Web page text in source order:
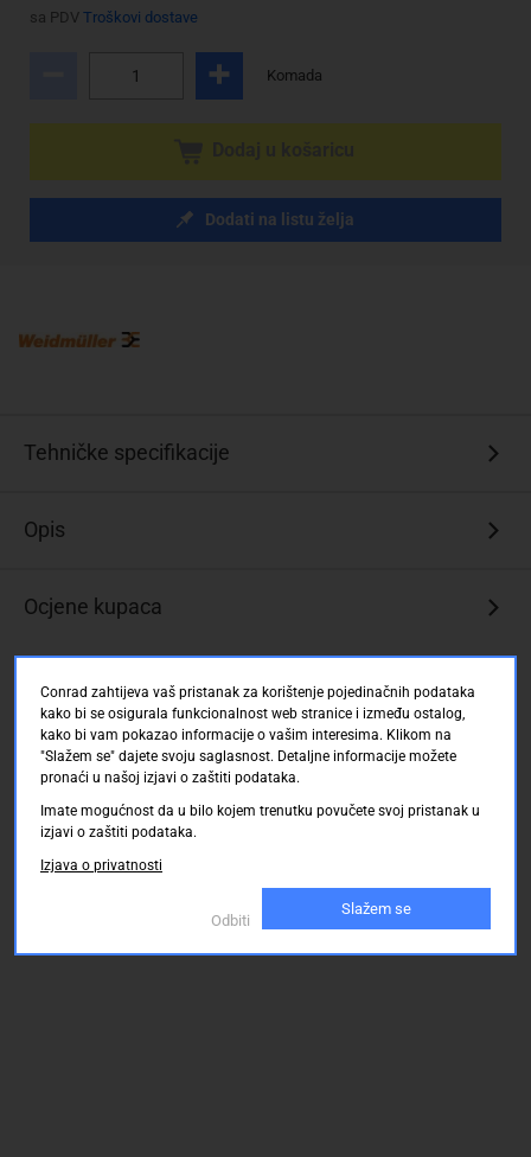
sa PDV Troškovi dostave
Komada
Dodati na listu želja
Tehničke specifikacije
Opis
Ocjene kupaca
Conrad zahtijeva vaš pristanak za korištenje pojedinačnih podataka
kako bi se osigurala funkcionalnost web stranice i između ostalog,
kako bi vam pokazao informacije o vašim interesima. Klikom na
"Slažem se" dajete svoju saglasnost. Detaljne informacije možete
pronaći u našoj izjavi o zaštiti podataka.
Imate mogućnost da u bilo kojem trenutku povučete svoj pristanak u
izjavi o zaštiti podataka.
Izjava o privatnosti
Odbiti
Slažem se